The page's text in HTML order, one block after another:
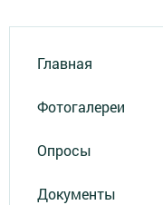
Главная
Фотогалереи
Опросы
Документы